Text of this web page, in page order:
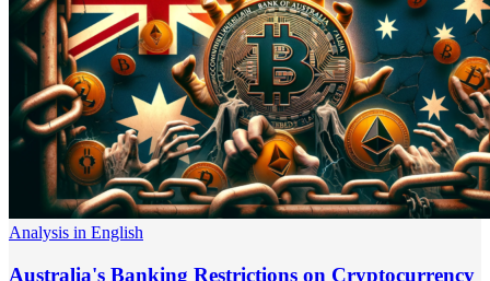
Analysis in English
Australia's Banking Restrictions on Cryptocurrency